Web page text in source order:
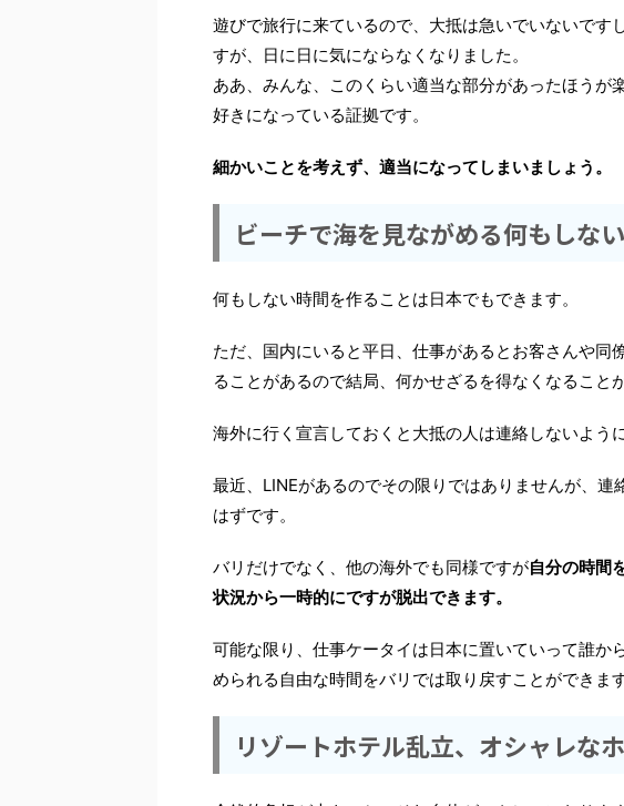
遊びで旅行に来ているので、大抵は急いでいないです
すが、日に日に気にならなくなりました。
ああ、みんな、このくらい適当な部分があったほうが
好きになっている証拠です。
細かいことを考えず、適当になってしまいましょう。
ビーチで海を見ながめる何もしな
何もしない時間を作ることは日本でもできます。
ただ、国内にいると平日、仕事があるとお客さんや同
ることがあるので結局、何かせざるを得なくなること
海外に行く宣言しておくと大抵の人は連絡しないよう
最近、LINEがあるのでその限りではありませんが、連
はずです。
バリだけでなく、他の海外でも同様ですが自分の時間
状況から一時的にですが脱出できます。
可能な限り、仕事ケータイは日本に置いていって誰か
められる自由な時間をバリでは取り戻すことができます
リゾートホテル乱立、オシャレな